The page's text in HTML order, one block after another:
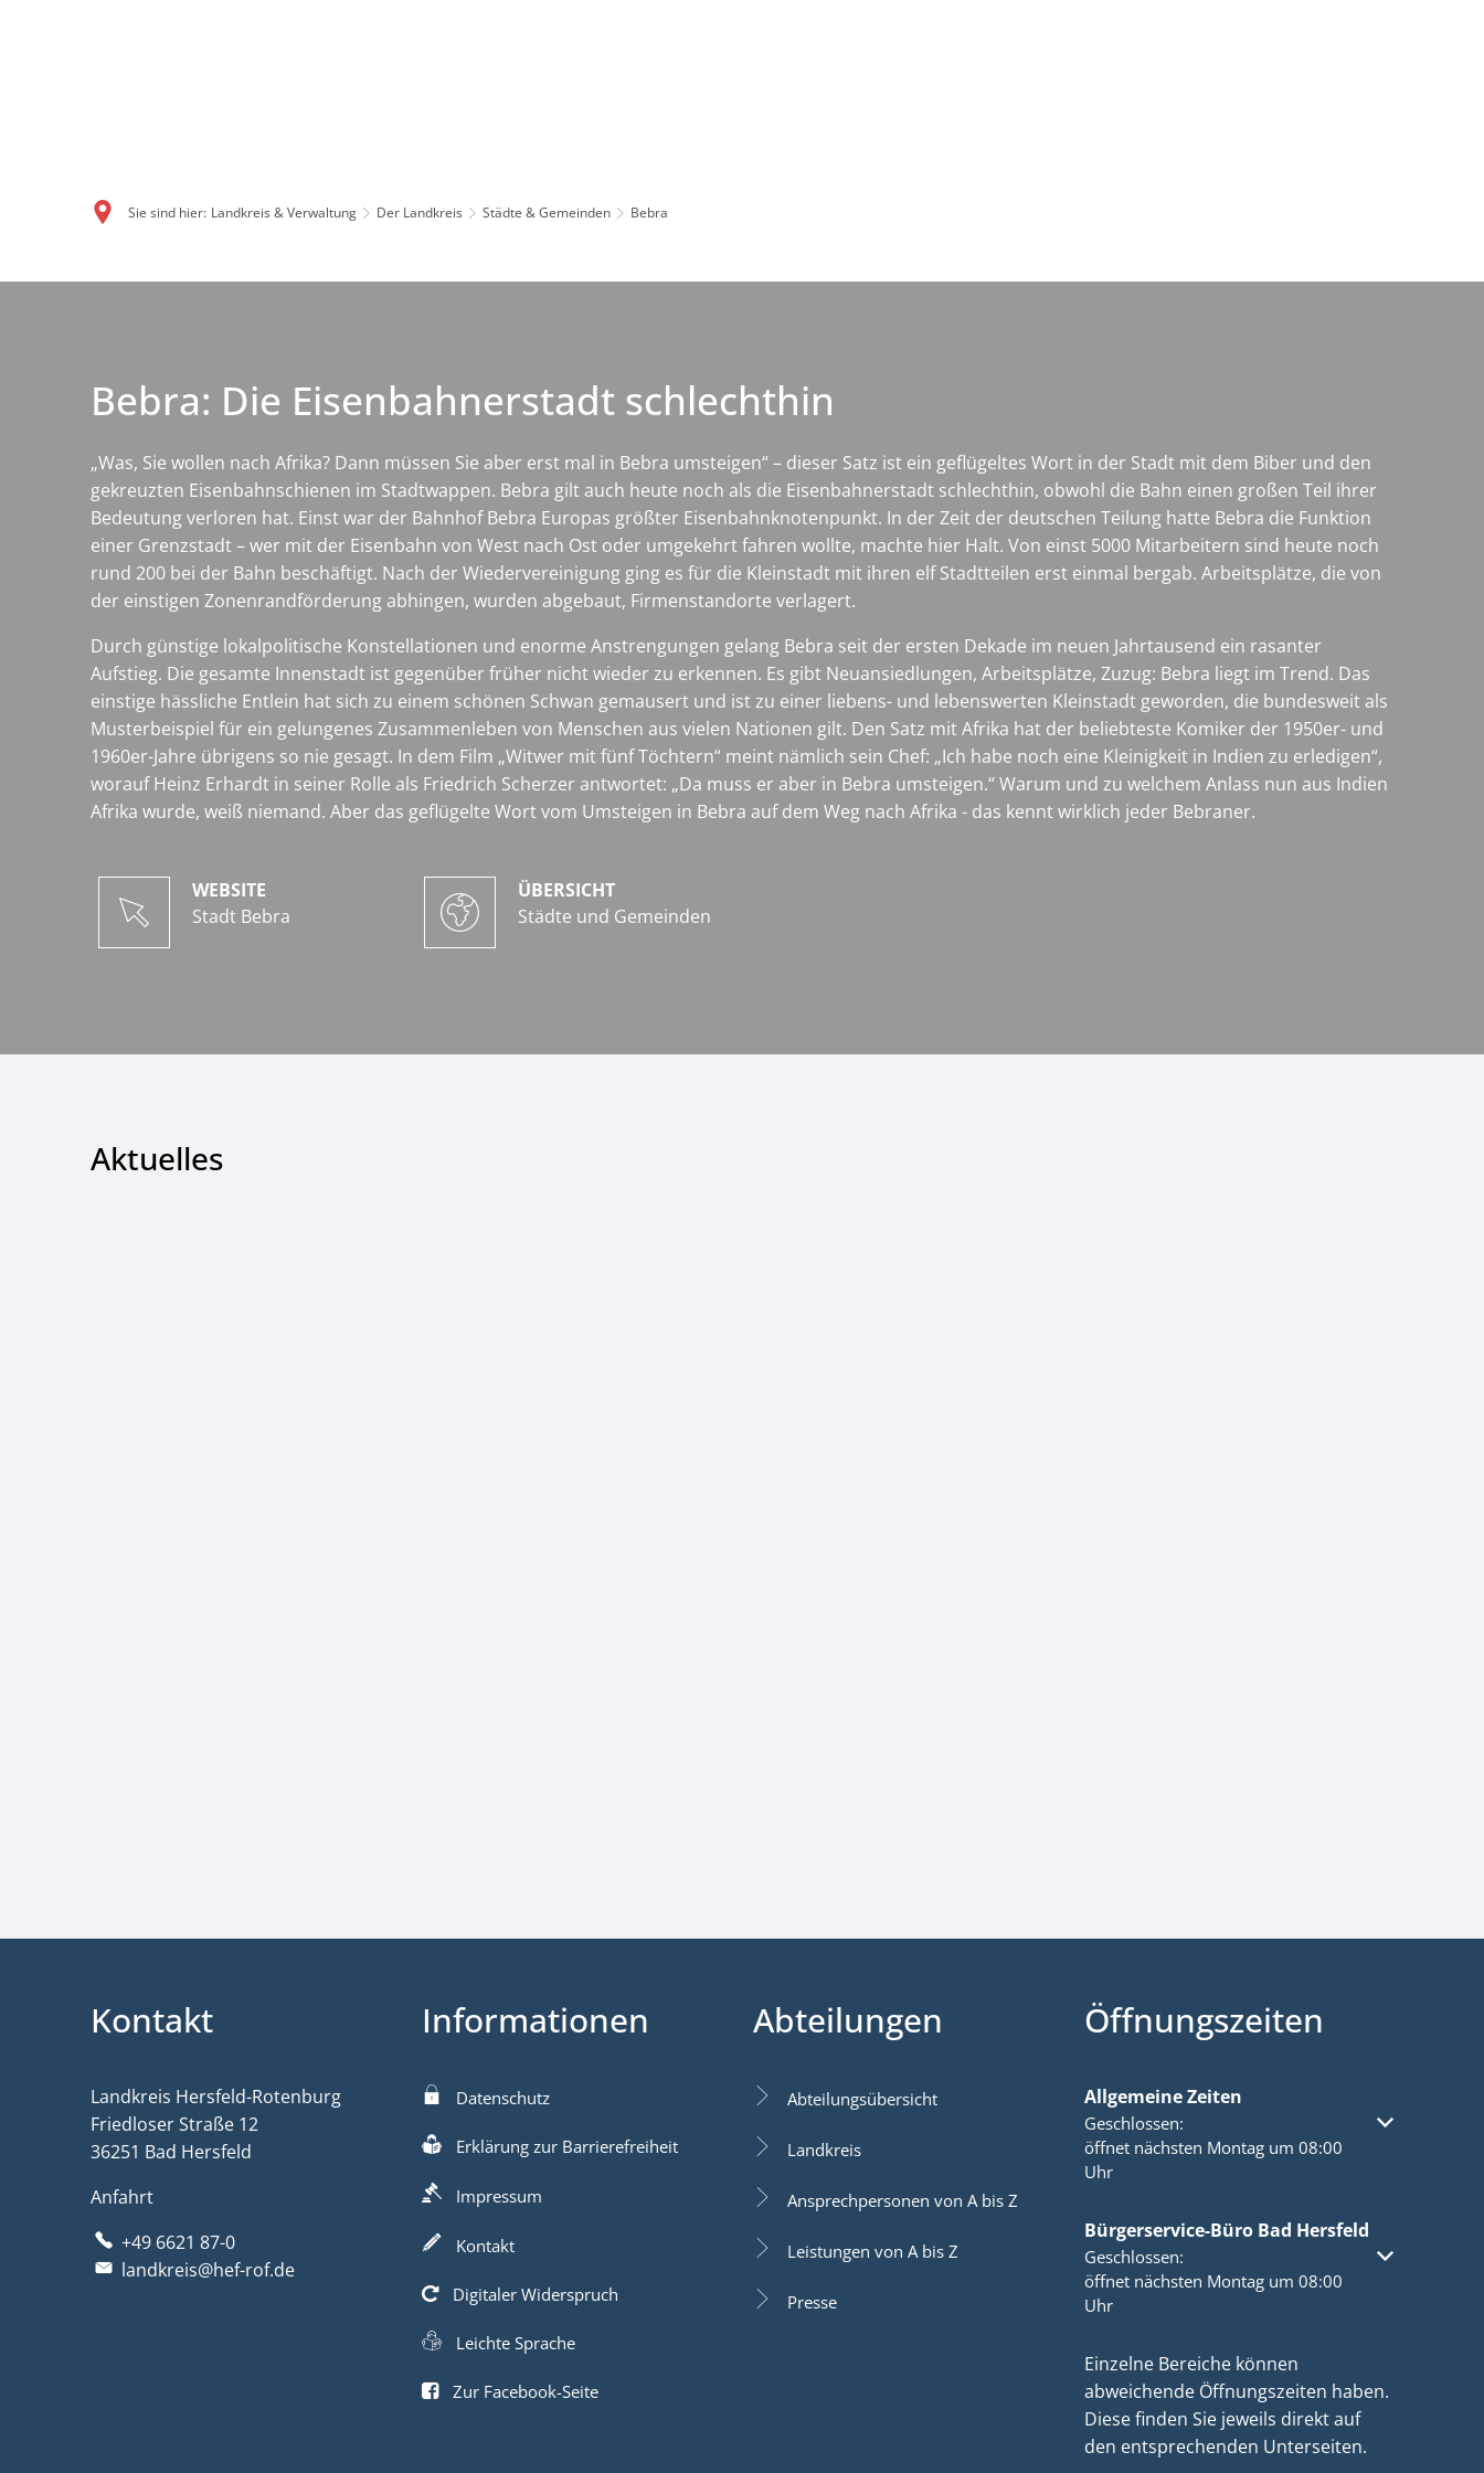
Sie sind hier: Landkreis & Verwaltung Der Landkreis Städte & Gemeinden Bebra
Bebra: Die Eisenbahnerstadt schlechthin
„Was, Sie wollen nach Afrika? Dann müssen Sie aber erst mal in Bebra umsteigen“ – dieser Satz ist ein geflügeltes Wort in der Stadt mit dem Biber und den
gekreuzten Eisenbahnschienen im Stadtwappen. Bebra gilt auch heute noch als die Eisenbahnerstadt schlechthin, obwohl die Bahn einen großen Teil ihrer
Bedeutung verloren hat. Einst war der Bahnhof Bebra Europas größter Eisenbahnknotenpunkt. In der Zeit der deutschen Teilung hatte Bebra die Funktion
einer Grenzstadt – wer mit der Eisenbahn von West nach Ost oder umgekehrt fahren wollte, machte hier Halt. Von einst 5000 Mitarbeitern sind heute noch
rund 200 bei der Bahn beschäftigt. Nach der Wiedervereinigung ging es für die Kleinstadt mit ihren elf Stadtteilen erst einmal bergab. Arbeitsplätze, die von
der einstigen Zonenrandförderung abhingen, wurden abgebaut, Firmenstandorte verlagert.
Durch günstige lokalpolitische Konstellationen und enorme Anstrengungen gelang Bebra seit der ersten Dekade im neuen Jahrtausend ein rasanter
Aufstieg. Die gesamte Innenstadt ist gegenüber früher nicht wieder zu erkennen. Es gibt Neuansiedlungen, Arbeitsplätze, Zuzug: Bebra liegt im Trend. Das
einstige hässliche Entlein hat sich zu einem schönen Schwan gemausert und ist zu einer liebens- und lebenswerten Kleinstadt geworden, die bundesweit als
Musterbeispiel für ein gelungenes Zusammenleben von Menschen aus vielen Nationen gilt. Den Satz mit Afrika hat der beliebteste Komiker der 1950er- und
1960er-Jahre übrigens so nie gesagt. In dem Film „Witwer mit fünf Töchtern“ meint nämlich sein Chef: „Ich habe noch eine Kleinigkeit in Indien zu erledigen“,
worauf Heinz Erhardt in seiner Rolle als Friedrich Scherzer antwortet: „Da muss er aber in Bebra umsteigen.“ Warum und zu welchem Anlass nun aus Indien
Afrika wurde, weiß niemand. Aber das geflügelte Wort vom Umsteigen in Bebra auf dem Weg nach Afrika - das kennt wirklich jeder Bebraner.
WEBSITE
Stadt Bebra
ÜBERSICHT
Städte und Gemeinden
Aktuelles
Kontakt
Landkreis Hersfeld-Rotenburg
Friedloser Straße 12
36251 Bad Hersfeld
Anfahrt
+49 6621 87-0
landkreis@hef-rof.de
Informationen
Datenschutz
Erklärung zur Barrierefreiheit
Impressum
Kontakt
Digitaler Widerspruch
Leichte Sprache
Zur Facebook-Seite
Abteilungen
Abteilungsübersicht
Landkreis
Ansprechpersonen von A bis Z
Leistungen von A bis Z
Presse
Öffnungszeiten
Allgemeine Zeiten
Klicken, um weitere Öffnungs- oder Schließzeiten
Geschlossen:
öffnet nächsten Montag um 08:00
Uhr
Bürgerservice-Büro Bad Hersfeld
Klicken, um weitere Öffnungs- oder Schließzeiten
Geschlossen:
öffnet nächsten Montag um 08:00
Uhr
Einzelne Bereiche können
abweichende Öffnungszeiten haben.
Diese finden Sie jeweils direkt auf
den entsprechenden Unterseiten.